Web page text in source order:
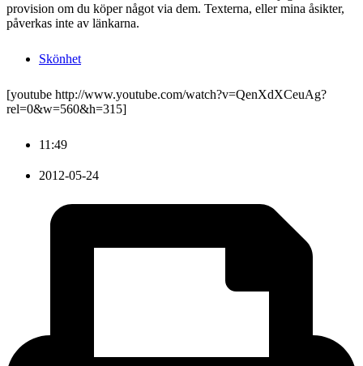
provision om du köper något via dem. Texterna, eller mina åsikter,
påverkas inte av länkarna.
Skönhet
[youtube http://www.youtube.com/watch?v=QenXdXCeuAg?
rel=0&w=560&h=315]
11:49
2012-05-24